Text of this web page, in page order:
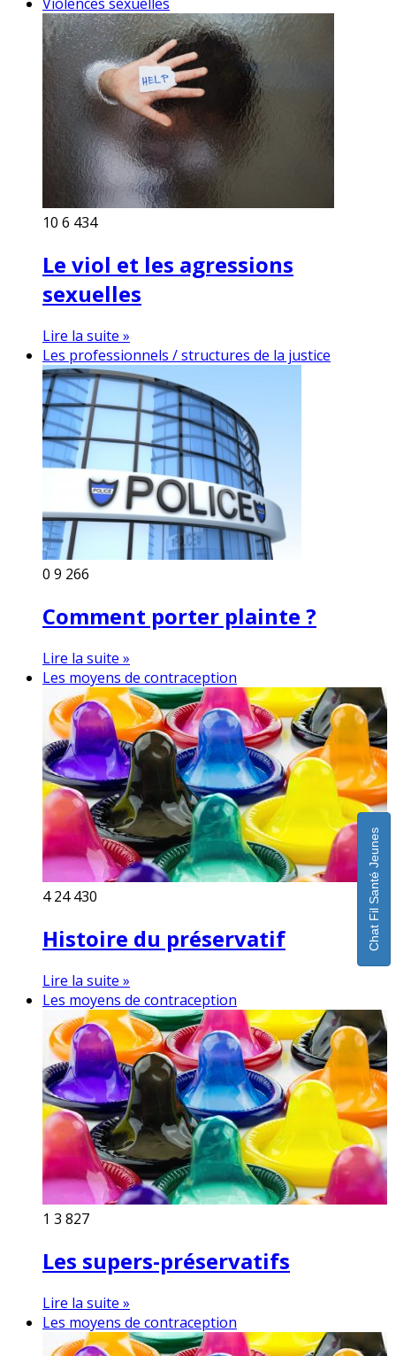
10 6 434
Le viol et les agressions
sexuelles
Lire la suite »
Les professionnels / structures de la justice
0 9 266
Comment porter plainte ?
Lire la suite »
Les moyens de contraception
424 430
Histoire du préservatif
Lire la suite »
Les moyens de contraception
1 3 827
Les supers-préservatifs
Lire la suite »
Les moyens de contraception
Chat Fil Santé Jeunes